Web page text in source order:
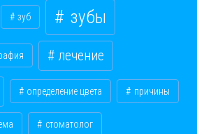
зуб зубы
лечение
определение цвета причины
стоматолог